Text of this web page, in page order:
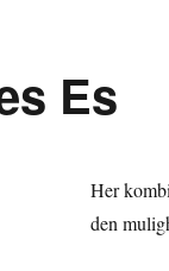
Es
Her
den